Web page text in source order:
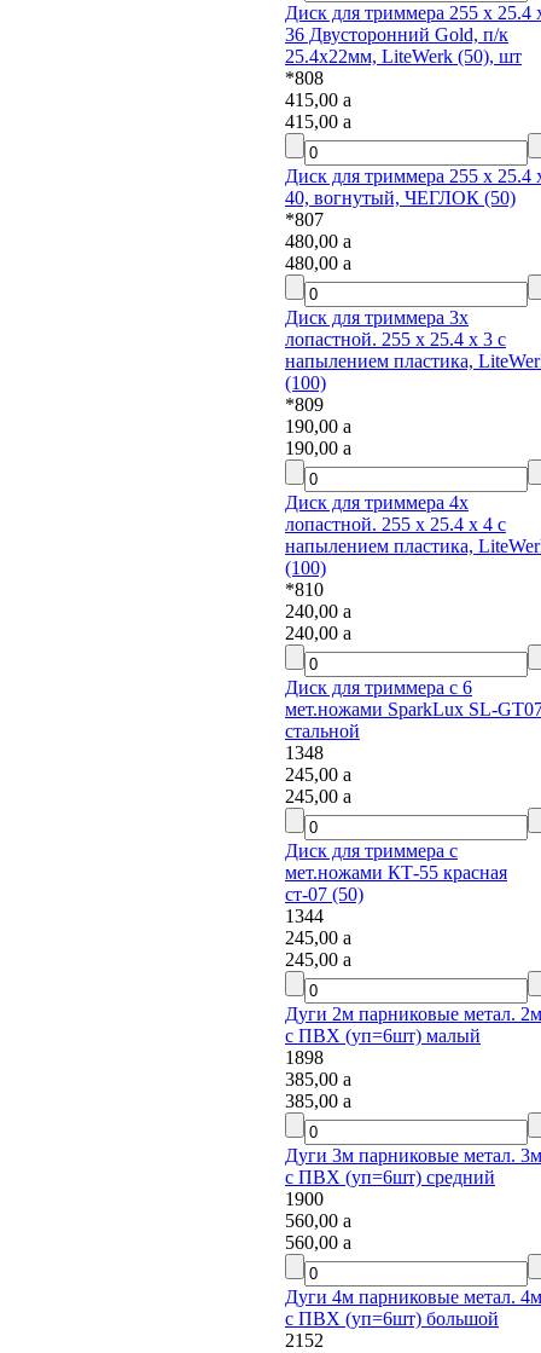
Диск для триммера 255 х 25.4 х
36 Двусторонний Gold, п/к
25.4х22мм, LiteWerk (50), шт
*808
415,00a
415,00a
Диск для триммера 255 х 25.4 х
40, вогнутый, ЧЕГЛОК (50)
*807
480,00a
480,00a
Диск для триммера 3х
лопастной. 255 х 25.4 х 3 с
напылением пластика, LiteWerk
(100)
*809
190,00a
190,00a
Диск для триммера 4х
лопастной. 255 х 25.4 х 4 с
напылением пластика, LiteWerk
(100)
*810
240,00a
240,00a
Диск для триммера с 6
мет.ножами SparkLux SL-GT07
стальной
1348
245,00a
245,00a
Диск для триммера с
мет.ножами КТ-55 красная
ст-07 (50)
1344
245,00a
245,00a
Дуги 2м парниковые метал. 2м
с ПВХ (уп=6шт) малый
1898
385,00a
385,00a
Дуги 3м парниковые метал. 3м
с ПВХ (уп=6шт) средний
1900
560,00a
560,00a
Дуги 4м парниковые метал. 4м
с ПВХ (уп=6шт) большой
2152